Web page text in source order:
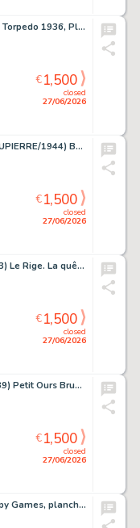
BERNET, Jordi (né en 1944) Torpedo 1936, Plus dure...
closed
27/06/2026
€1,500
DERIB (CLAUDE DE RIBEAUPIERRE/1944) Buddy Longway,...
closed
27/06/2026
€1,500
Mallié, Vincent (né en 1973) Le Rige. La quête de l’oiseau...
closed
27/06/2026
€1,500
Danièle BOUR (Née en 1939) Petit Ours Brun n° 254....
closed
27/06/2026
€1,500
KIM Jung Gi (1975-2022) Spy Games, planche originale...